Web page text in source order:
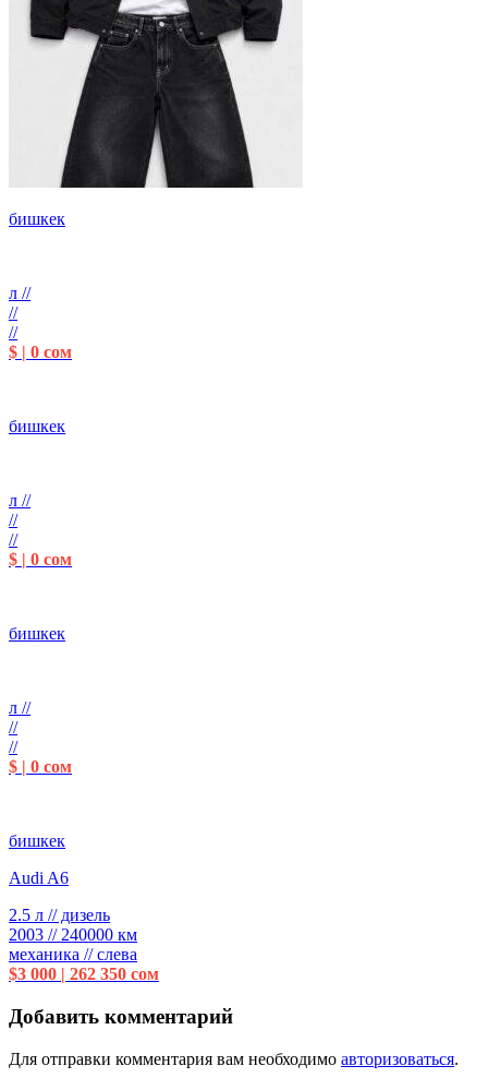
бишкек
л //
//
//
$ | 0 сом
бишкек
л //
//
//
$ | 0 сом
бишкек
л //
//
//
$ | 0 сом
бишкек
Audi A6
2.5 л // дизель
2003 // 240000 км
механика // слева
$3 000 | 262 350 сом
Добавить комментарий
Для отправки комментария вам необходимо авторизоваться.